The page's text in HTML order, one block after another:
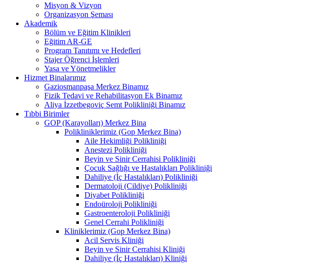
Misyon & Vizyon
Organizasyon Şeması
Akademik
Bölüm ve Eğitim Klinikleri
Eğitim AR-GE
Program Tanıtımı ve Hedefleri
Stajer Öğrenci İşlemleri
Yasa ve Yönetmelikler
Hizmet Binalarımız
Gaziosmanpaşa Merkez Binamız
Fizik Tedavi ve Rehabilitasyon Ek Binamız
Aliya İzzetbegoviç Semt Polikliniği Binamız
Tıbbi Birimler
GOP (Karayolları) Merkez Bina
Polikliniklerimiz (Gop Merkez Bina)
Aile Hekimliği Polikliniği
Anestezi Polikliniği
Beyin ve Sinir Cerrahisi Polikliniği
Çocuk Sağlığı ve Hastalıkları Polikliniği
Dahiliye (İç Hastalıkları) Polikliniği
Dermatoloji (Cildiye) Polikliniği
Diyabet Polikliniği
Endoüroloji Polikliniği
Gastroenteroloji Polikliniği
Genel Cerrahi Polikliniği
Kliniklerimiz (Gop Merkez Bina)
Acil Servis Kliniği
Beyin ve Sinir Cerrahisi Kliniği
Dahiliye (İç Hastalıkları) Kliniği